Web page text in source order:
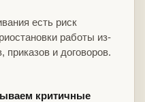
есть риск
работы из-
и договоров.
критичные